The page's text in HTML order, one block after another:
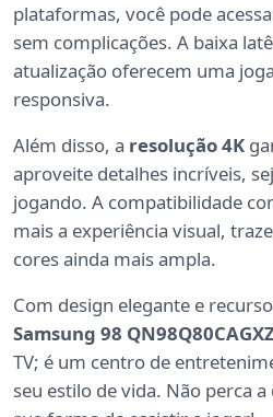
plataformas, você pode
sem complicações. A baixa
atualização oferecem uma
responsiva.
Além disso, a resolução 4K
aproveite detalhes incríveis,
jogando. A compatibilidade
mais a experiência visual,
cores ainda mais ampla.
Com design elegante e
Samsung 98
TV; é um centro de
seu estilo de vida. Não perca